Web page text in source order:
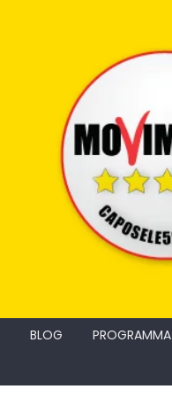
BLOG PROGRAMMA